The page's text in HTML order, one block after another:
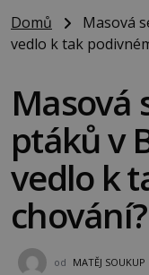
Domů
Masová
vedlo k tak
Masová
ptáků v
vedlo k
chování?
od MATĚJ SOUKUP